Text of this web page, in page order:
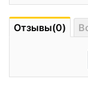
Отзывы(0)